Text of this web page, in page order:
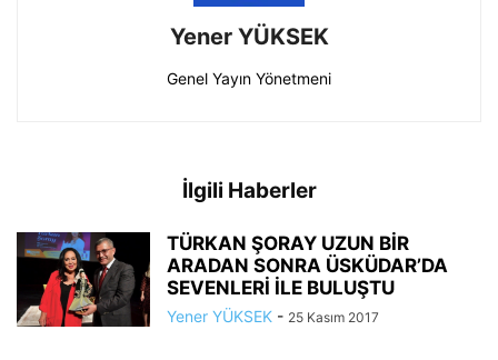
Yener YÜKSEK
Genel Yayın Yönetmeni
İlgili Haberler
TÜRKAN ŞORAY UZUN BİR
ARADAN SONRA ÜSKÜDAR’DA
SEVENLERİ İLE BULUŞTU
Yener YÜKSEK - 25 Kasım 2017